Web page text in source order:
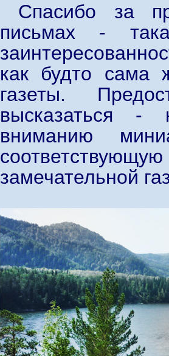
Спасибо за
письмах -
как будто сама
газеты.
высказаться -
вниманию
замечательной